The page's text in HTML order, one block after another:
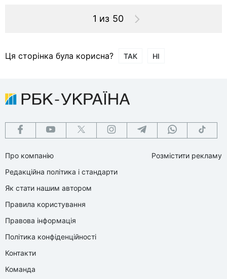
1 из 50
Ця сторінка була корисна? ТАК НІ
Про компанію
Редакційна політика і стандарти
Як стати нашим автором
Правила користування
Правова інформація
Політика конфіденційності
Контакти
Команда
Розмістити рекламу